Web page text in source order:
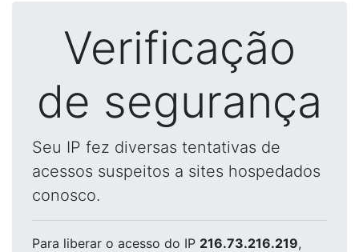
Verificação
de segurança
Seu IP fez diversas tentativas de
acessos suspeitos a sites hospedados
conosco.
Para liberar o acesso do IP 216.73.216.219,